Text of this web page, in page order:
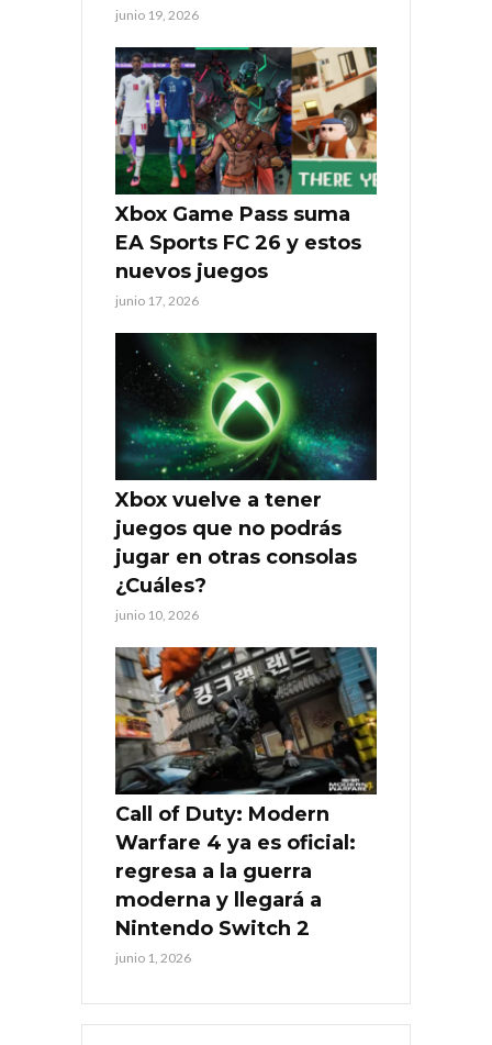
junio 19, 2026
Xbox Game Pass suma
EA Sports FC 26 y estos
nuevos juegos
junio 17, 2026
Xbox vuelve a tener
juegos que no podrás
jugar en otras consolas
¿Cuáles?
junio 10, 2026
Call of Duty: Modern
Warfare 4 ya es oficial:
regresa a la guerra
moderna y llegará a
Nintendo Switch 2
junio 1, 2026